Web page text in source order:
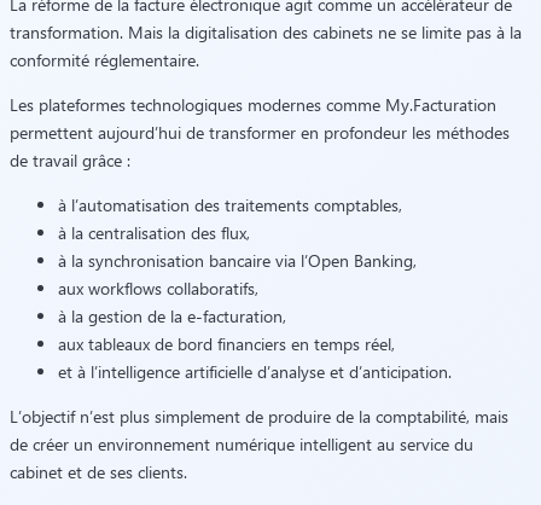
transformation. Mais la digitalisation des cabinets ne se limite pas à la
conformité réglementaire.
Les plateformes technologiques modernes comme My.Facturation
permettent aujourd’hui de transformer en profondeur les méthodes
de travail grâce :
à l’automatisation des traitements comptables,
à la centralisation des flux,
à la synchronisation bancaire via l’Open Banking,
aux workflows collaboratifs,
à la gestion de la e-facturation,
aux tableaux de bord financiers en temps réel,
et à l’intelligence artificielle d’analyse et d’anticipation.
L’objectif n’est plus simplement de produire de la comptabilité, mais
de créer un environnement numérique intelligent au service du
cabinet et de ses clients.